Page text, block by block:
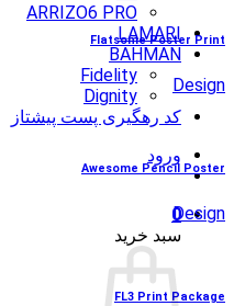
ARRIZO6 PRO
LAMARI
BAHMAN
Fidelity
Dignity
کد رهگیری پست پیشتاز
ورود
0
سبد خرید
Flatsome Poster Print
Design
Awesome Pencil Poster
Design
FL3 Print Package